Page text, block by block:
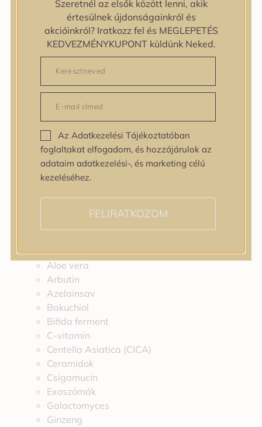
Egyenetlen bőrtextúra
Egyenetlen tónus
Érett bőr
Érzékeny bőr
Fakóság
Feszességvesztés
Pigmentfoltok
Problémás bőr
Ráncok
Sérült barrier
Tág pórusok
Speciális bőrápolás
Tini bőrápolás
Várandósság alatt is
Allantoin
Aloe vera
Arbutin
Azelainsav
Bakuchiol
Bifida ferment
C-vitamin
Centella Asiatica (CICA)
Ceramidok
Csigamucin
Exoszómák
Galactomyces
Ginzeng
Szeretnél az elsők között lenni, akik
értesülnek újdonságainkról és
akcióinkról? Iratkozz fel és MEGLEPETÉS
KEDVEZMÉNYKUPONT küldünk Neked.
Az Adatkezelési Tájékoztatóban
foglaltakat elfogadom, és hozzájárulok az
adataim adatkezelési-, és marketing célú
kezeléséhez.
FELIRATKOZOM